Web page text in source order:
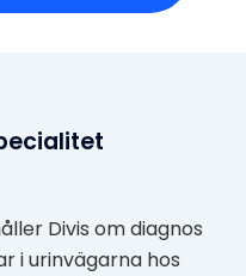
Divis om diagnos
i urinvägarna hos